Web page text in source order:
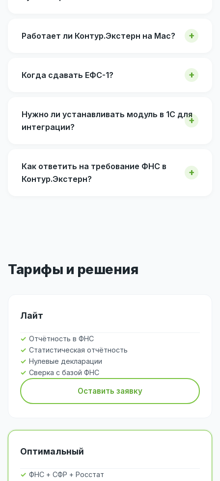
Работает ли Контур.Экстерн на Mac?
Когда сдавать ЕФС-1?
Нужно ли устанавливать модуль в 1С для
интеграции?
Как ответить на требование ФНС в
Контур.Экстерн?
Тарифы и решения
Лайт
Отчётность в ФНС
Статистическая отчётность
Нулевые декларации
Сверка с базой ФНС
Оставить заявку
Оптимальный
ФНС + СФР + Росстат